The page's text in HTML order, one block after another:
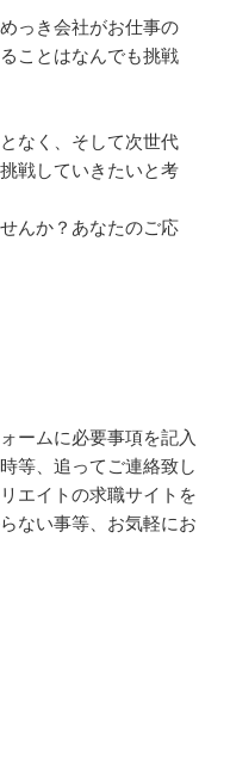
っき会社がお仕事の
ことはなんでも挑戦
なく、そして次世代
戦していきたいと考
んか？あなたのご応
ームに必要事項を記入
等、追ってご連絡致し
エイトの求職サイトを
ない事等、お気軽にお